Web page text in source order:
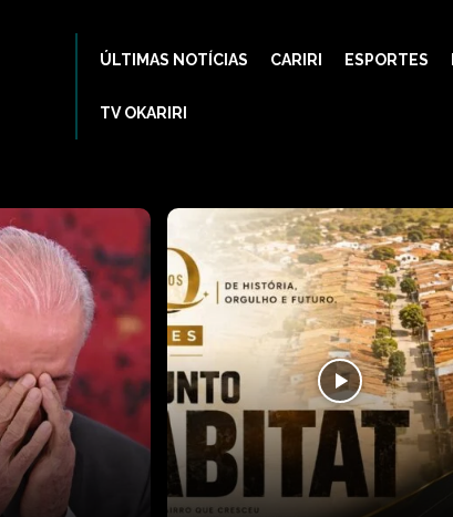
ÚLTIMAS NOTÍCIAS CARIRI ESPORTES
TV OKARIRI